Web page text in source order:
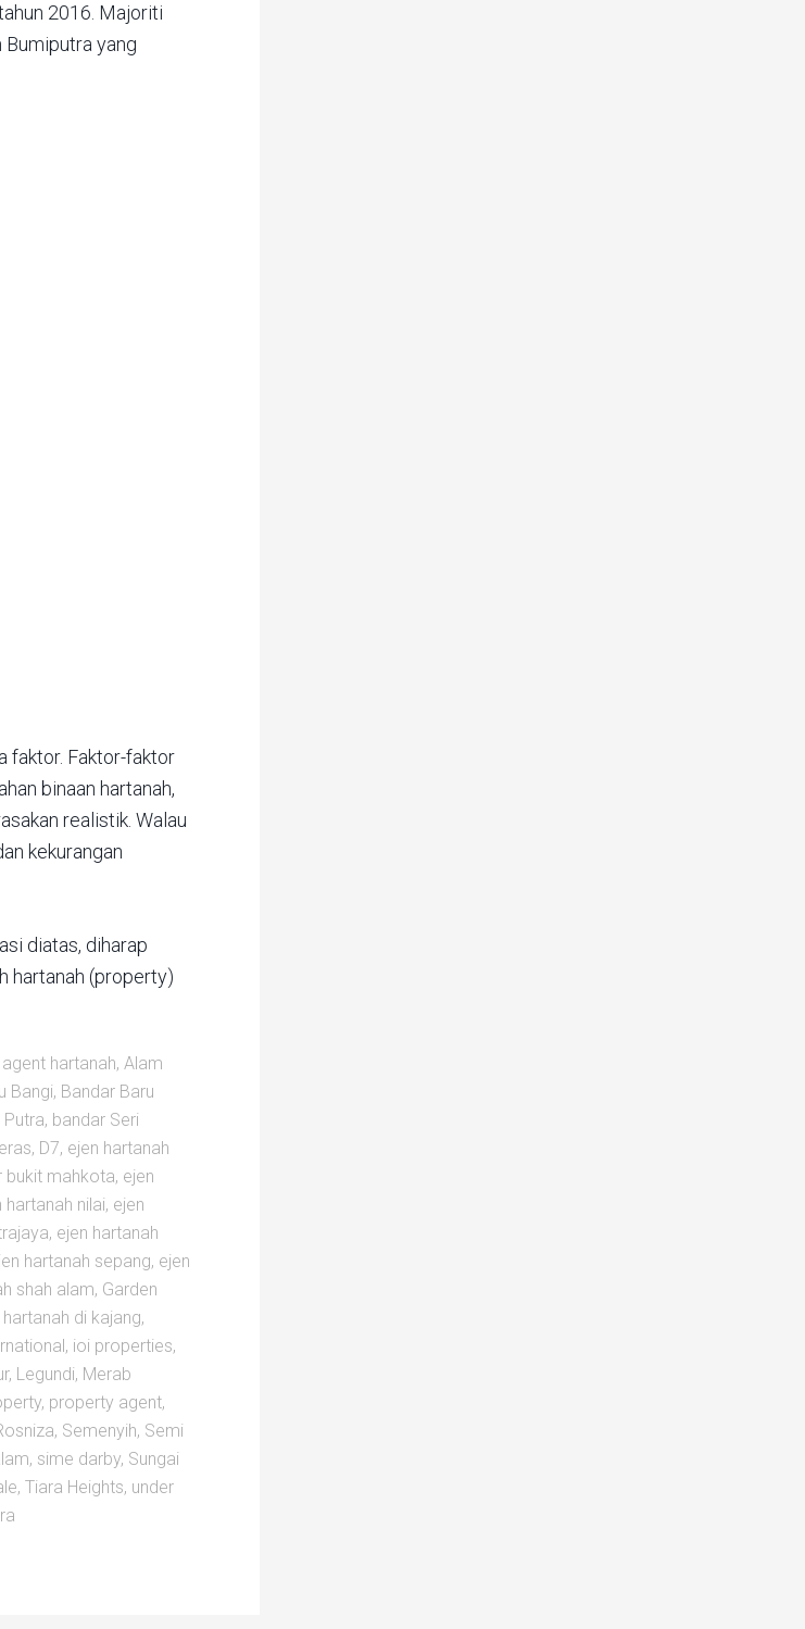
2016. Majoriti
Bumiputra yang
faktor. Faktor-faktor
binaan hartanah,
realistik. Walau
kekurangan
diatas, diharap
hartanah (property)
agent hartanah, Alam
Bangi, Bandar Baru
Putra, bandar Seri
, D7, ejen hartanah
bukit mahkota, ejen
hartanah nilai, ejen
, ejen hartanah
hartanah sepang, ejen
shah alam, Garden
hartanah di kajang,
, ioi properties,
, Legundi, Merab
, property agent,
, Semenyih, Semi
, sime darby, Sungai
, Tiara Heights, under